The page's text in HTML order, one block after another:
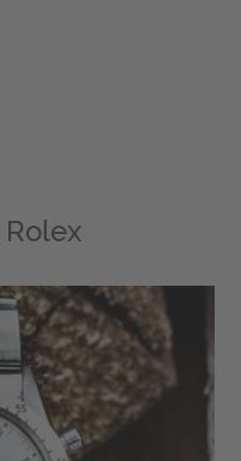
Rolex